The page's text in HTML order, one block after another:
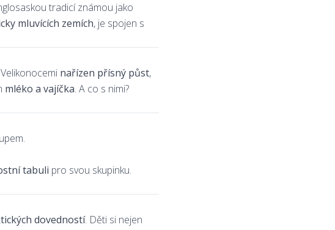
tradicí známou jako
mluvících zemích, je spojen s
nařízen přísný půst,
mléko a vajíčka. A co s nimi?
tabuli pro svou skupinku.
dovedností. Děti si nejen